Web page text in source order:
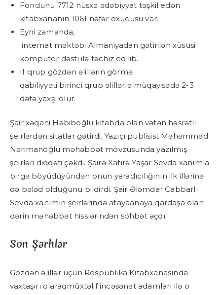
Fondunu 7712 nüsxə ədəbiyyat təşkil edən
kitabxananın 1061 nəfər oxucusu var.
Eyni zamanda,
internat məktəbi Almaniyadan gətirilən xüsusi
kompüter dəsti ilə təchiz edilib.
II qrup gözdən əlillərin görmə
qabiliyyəti birinci qrup əlillərlə müqayisədə 2-3
dəfə yaxşı olur.
Şair xəqani Həbiboğlu kitabda olan vətən həsrətli
şeirlərdən sitatlar gətirdi. Yazıçı publisist Məhəmməd
Nərimanoğlu məhəbbət mövzusunda yazılmış
şeirləri diqqəti çəkdi. Şairə Xatirə Yaşar Sevda xanımla
birgə böyüdüyündən onun yaradıcılığının ilk illərinə
də bələd olduğunu bildirdi. Şair Ələmdar Cabbarlı
Sevda xanımın şeirlərində atayaanaya qardaşa olan
dərin məhəbbət hisslərindən söhbət açdı.
Son Şərhlər
Gözdən əlillər üçün Respublika Kitabxanasında
vaxtaşırı olaraqmüxtəlif incəsənət adamları ilə o